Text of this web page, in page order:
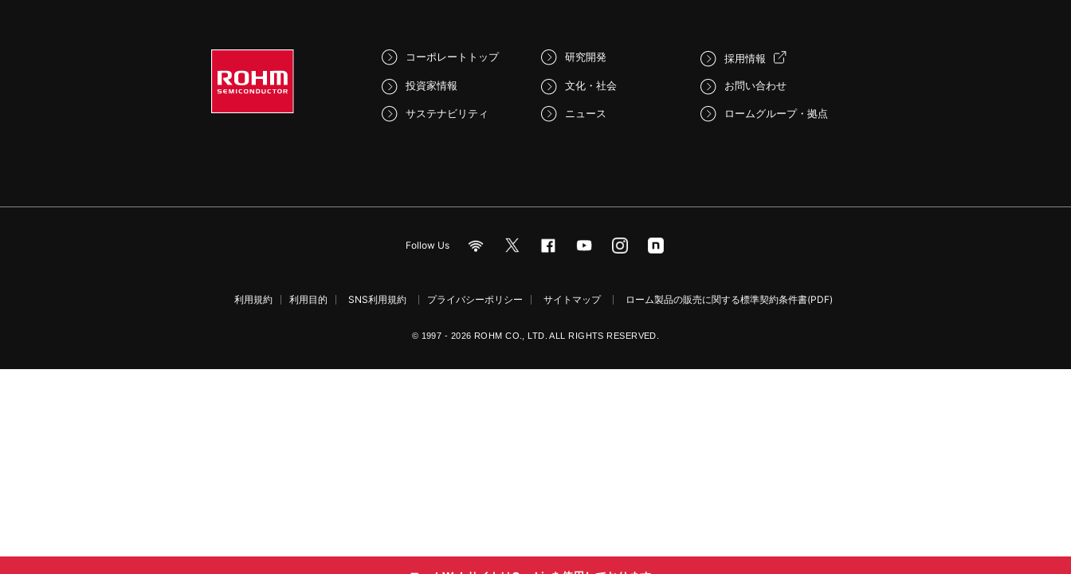
コーポレートトップ
投資家情報
サステナビリティ
研究開発
文化・社会
ニュース
採用情報
お問い合わせ
ロームグループ・拠点
Follow Us
利用規約 利用目的 SNS利用規約 プライバシーポリシー サイトマップ ローム製品の販売に関する標準契約条件書(PDF)
© 1997 - 2026 ROHM CO., LTD. ALL RIGHTS RESERVED.